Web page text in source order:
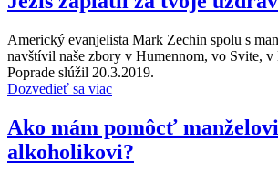
Americký evanjelista Mark Zechin spolu s
navštívil naše zbory v Humennom, vo Svite,
Poprade slúžil 20.3.2019.
Dozvedieť sa viac
Ako mám pomôcť manželovi
alkoholikovi?